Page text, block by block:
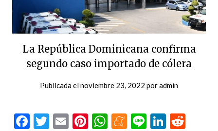
La República Dominicana confirma
segundo caso importado de cólera
Publicada elnoviembre 23, 2022 poradmin
Facebook
Twitter
EmailPinterest
WhatsApp
Meneame
Line